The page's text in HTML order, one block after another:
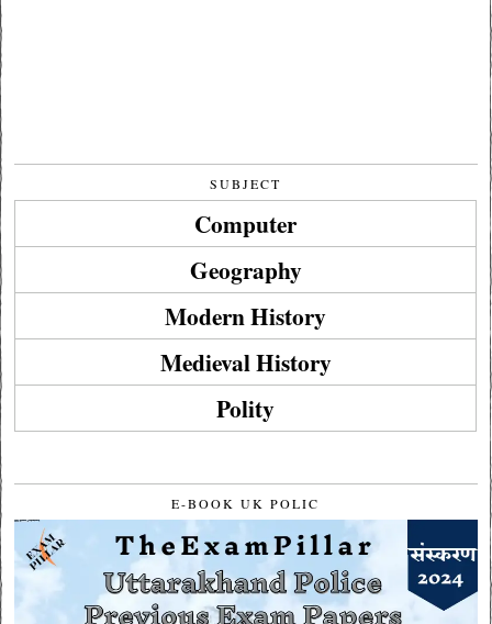
SUBJECT
Computer
Geography
Modern History
Medieval History
Polity
E-BOOK UK POLIC